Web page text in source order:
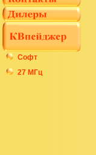
Софт
27 МГц